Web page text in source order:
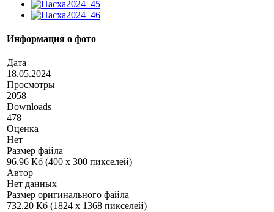
Информация о фото
Дата
18.05.2024
Просмотры
2058
Downloads
478
Оценка
Нет
Размер файла
96.96 Кб (400 x 300 пикселей)
Автор
Нет данных
Размер оригинального файла
732.20 Кб (1824 x 1368 пикселей)